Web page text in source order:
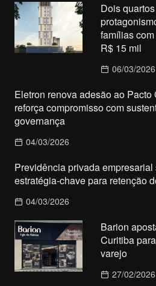
Dois
famílias
R$ 15 mil
06/03/2026
Eletron renova adesão ao
reforça compromisso com
governança
04/03/2026
Previdência privada
estratégia-chave para retenção
04/03/2026
Barion
Curitiba
varejo
27/02/2026